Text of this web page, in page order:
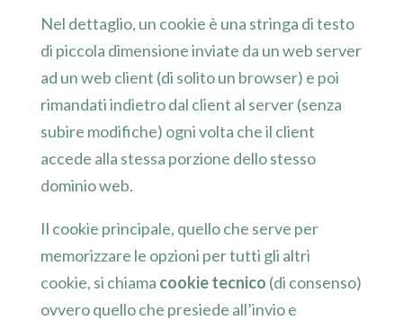
Nel dettaglio, un cookie è una stringa di testo
di piccola dimensione inviate da un web server
ad un web client (di solito un browser) e poi
rimandati indietro dal client al server (senza
subire modifiche) ogni volta che il client
accede alla stessa porzione dello stesso
dominio web.
Il cookie principale, quello che serve per
memorizzare le opzioni per tutti gli altri
cookie, si chiama cookie tecnico (di consenso)
ovvero quello che presiede all’invio e